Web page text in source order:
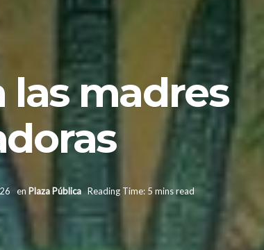
las madres
en Plaza Pública Reading Time: 5 mins read